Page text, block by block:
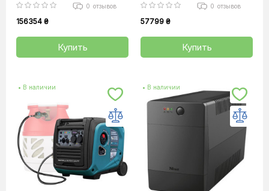
0 отзывов
156354 ₴
Купить
0 отзывов
57799 ₴
Купить
• В наличии • В наличии